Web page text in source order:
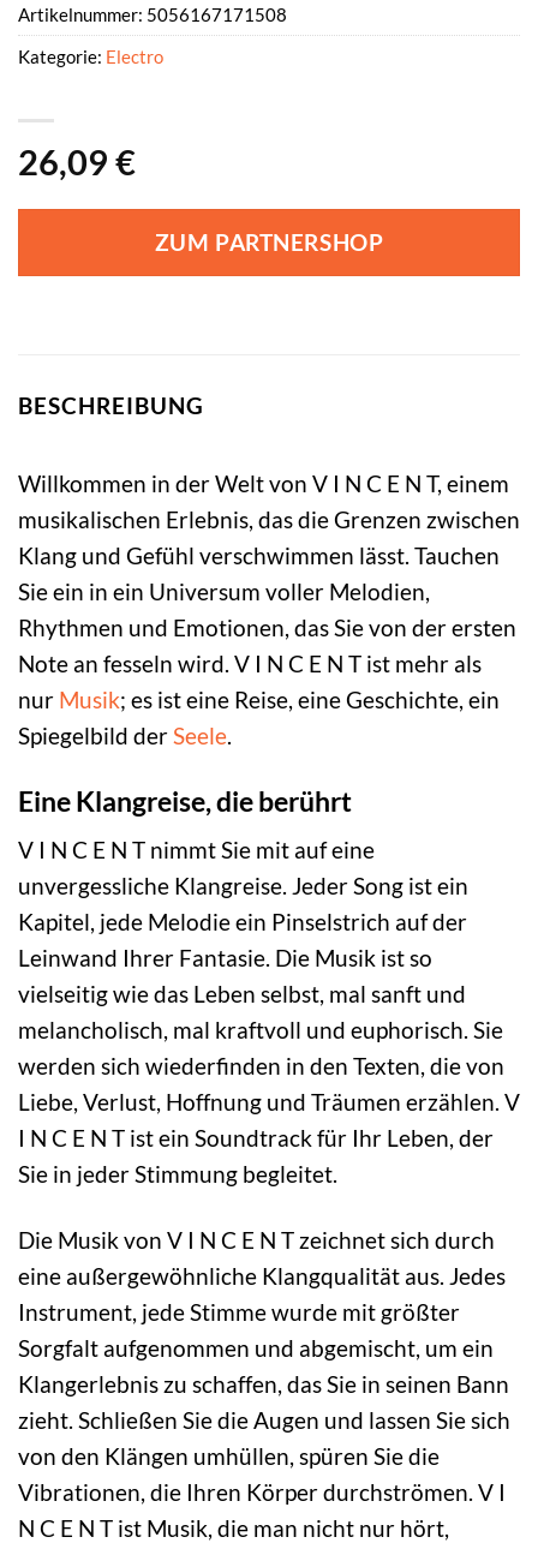
26,09 €
ZUM PARTNERSHOP
Artikelnummer: 5056167171508
Kategorie: Electro
BESCHREIBUNG
Willkommen in der Welt von V I N C E N T, einem
musikalischen Erlebnis, das die Grenzen zwischen
Klang und Gefühl verschwimmen lässt. Tauchen
Sie ein in ein Universum voller Melodien,
Rhythmen und Emotionen, das Sie von der ersten
Note an fesseln wird. V I N C E N T ist mehr als
nur Musik; es ist eine Reise, eine Geschichte, ein
Spiegelbild der Seele
Eine Klangreise, die berührt
V I N C E N T nimmt Sie mit auf eine
unvergessliche Klangreise. Jeder Song ist ein
Kapitel, jede Melodie ein Pinselstrich auf der
Leinwand Ihrer Fantasie. Die Musik ist so
vielseitig wie das Leben selbst, mal sanft und
melancholisch, mal kraftvoll und euphorisch. Sie
werden sich wiederfinden in den Texten, die von
Liebe, Verlust, Hoffnung und Träumen erzählen. V
I N C E N T ist ein Soundtrack für Ihr Leben, der
Sie in jeder Stimmung begleitet.
Die Musik von V I N C E N T zeichnet sich durch
eine außergewöhnliche Klangqualität aus. Jedes
Instrument, jede Stimme wurde mit größter
Sorgfalt aufgenommen und abgemischt, um ein
Klangerlebnis zu schaffen, das Sie in seinen Bann
zieht. Schließen Sie die Augen und lassen Sie sich
von den Klängen umhüllen, spüren Sie die
Vibrationen, die Ihren Körper durchströmen. V I
N C E N T ist Musik, die man nicht nur hört,